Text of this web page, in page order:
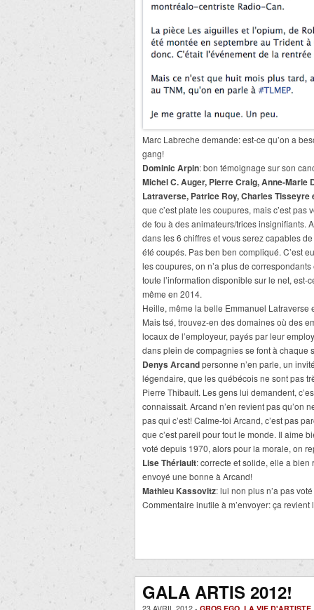
Marc Labreche demande: est-ce qu’on a
gang!
Dominic Arpin: bon témoignage sur son
Michel C. Auger, Pierre Craig, Anne-Marie
Latraverse, Patrice Roy, Charles Tisseyre
que c’est plate les coupures, mais c’est
de fou à des animateurs/trices insignifiants.
dans les 6 chiffres et vous serez capables
été coupés. Pas ben ben compliqué. C’est
les coupures, on n’a plus de
toute l’information disponible sur le net,
même en 2014.
Heille, même la belle Emmanuel Latraverse
Mais tsé, trouvez-en des domaines où des
locaux de l’employeur, payés par leur
dans plein de compagnies se font à chaque
Denys Arcandpersonne n’en parle, un
légendaire, que les québécois ne sont pas
Pierre Thibault. Les gens lui demandent,
connaissait. Arcand n’en revient pas qu’on
pas qui c’est! Calme-toi Arcand, c’est pas
que c’est pareil pour tout le monde. Il aime
voté depuis 1970, alors pour la morale, on
Lise Thériault: correcte et solide, elle a
envoyé une bonne à Arcand!
Mathieu Kassovitz: lui non plus n’a pas
Commentaire inutile à m’envoyer: ça revient
GALA ARTIS 2012!